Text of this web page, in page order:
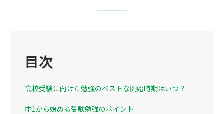
目次
高校受験に向けた勉強のベストな開始時期はいつ？
中1から始める受験勉強のポイント